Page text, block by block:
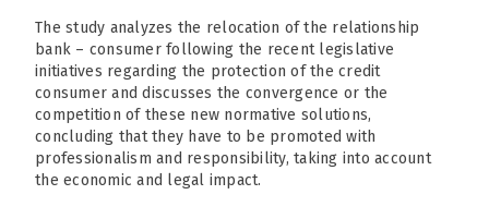
The study analyzes the relocation of the relationship
bank – consumer following the recent legislative
initiatives regarding the protection of the credit
consumer and discusses the convergence or the
competition of these new normative solutions,
concluding that they have to be promoted with
professionalism and responsibility, taking into account
the economic and legal impact.